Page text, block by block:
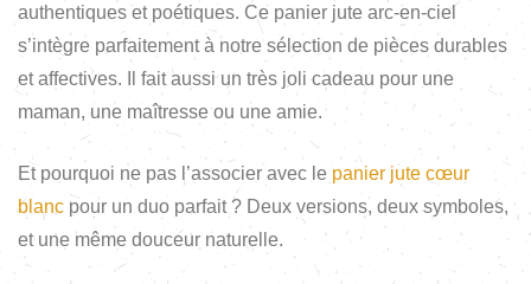
authentiques et poétiques. Ce panier jute arc-en-ciel
s’intègre parfaitement à notre sélection de pièces durables
et affectives. Il fait aussi un très joli cadeau pour une
maman, une maîtresse ou une amie.
Et pourquoi ne pas l’associer avec le panier jute cœur
blanc pour un duo parfait ? Deux versions, deux symboles,
et une même douceur naturelle.